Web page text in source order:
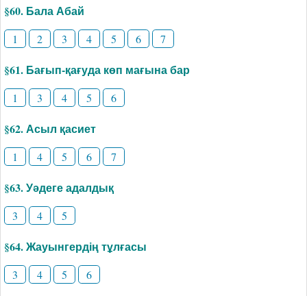
§60. Бала Абай
1 2 3 4 5 6 7
§61. Бағып-қағуда көп мағына бар
1 3 4 5 6
§62. Асыл қасиет
1 4 5 6 7
§63. Уәдеге адалдық
3 4 5
§64. Жауынгердің тұлғасы
3 4 5 6